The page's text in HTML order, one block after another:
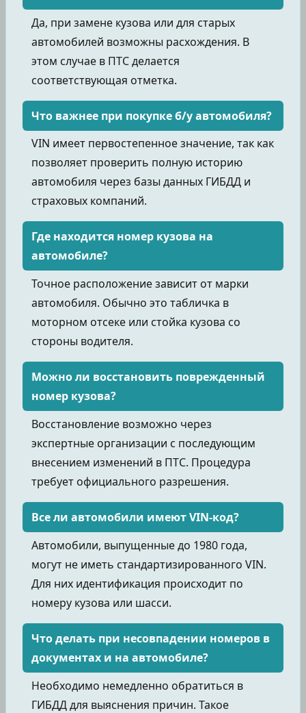
Да, при замене кузова или для старых
автомобилей возможны расхождения. В
этом случае в ПТС делается
соответствующая отметка.
Что важнее при покупке б/у автомобиля?
VIN имеет первостепенное значение, так как
позволяет проверить полную историю
автомобиля через базы данных ГИБДД и
страховых компаний.
Где находится номер кузова на
автомобиле?
Точное расположение зависит от марки
автомобиля. Обычно это табличка в
моторном отсеке или стойка кузова со
стороны водителя.
Можно ли восстановить поврежденный
номер кузова?
Восстановление возможно через
экспертные организации с последующим
внесением изменений в ПТС. Процедура
требует официального разрешения.
Все ли автомобили имеют VIN-код?
Автомобили, выпущенные до 1980 года,
могут не иметь стандартизированного VIN.
Для них идентификация происходит по
номеру кузова или шасси.
Что делать при несовпадении номеров в
документах и на автомобиле?
Необходимо немедленно обратиться в
ГИБДД для выяснения причин. Такое